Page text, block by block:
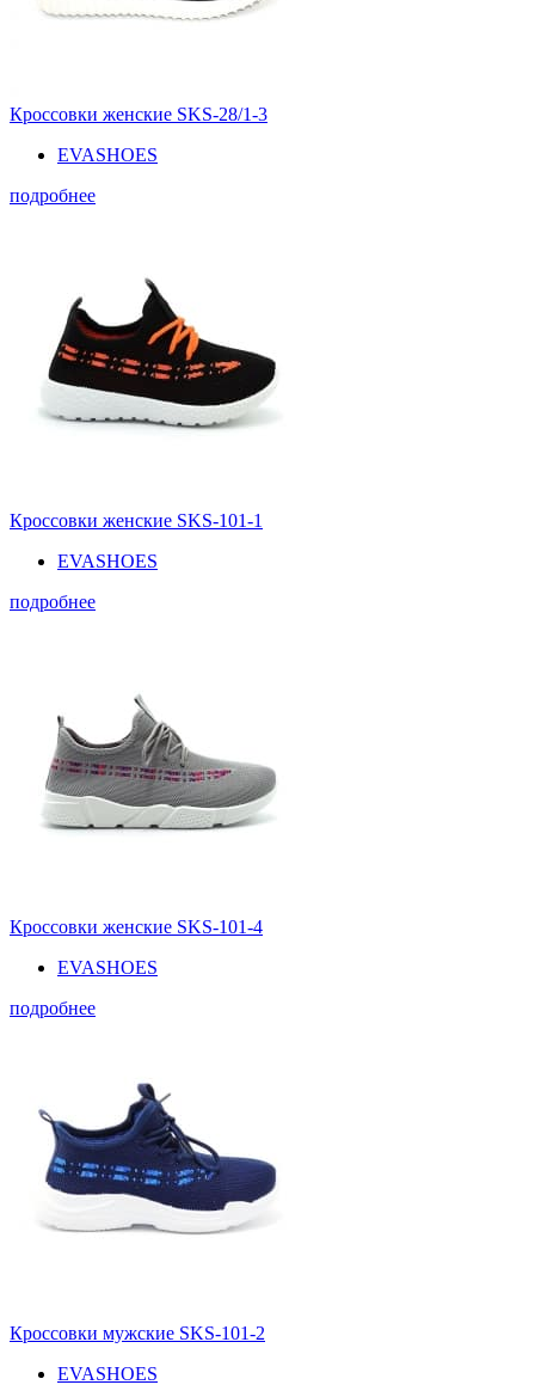
Кроссовки женские SKS-28/1-3
EVASHOES
подробнее
Кроссовки женские SKS-101-1
EVASHOES
подробнее
Кроссовки женские SKS-101-4
EVASHOES
подробнее
Кроссовки мужские SKS-101-2
EVASHOES